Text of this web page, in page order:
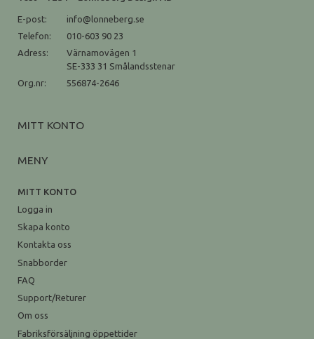
E-post:
info@lonneberg.se
Telefon:
010-603 90 23
Adress:
Värnamovägen 1
SE-333 31 Smålandsstenar
Org.nr:
556874-2646
MITT KONTO
MENY
MITT KONTO
Logga in
Skapa konto
Kontakta oss
Snabborder
FAQ
Support/Returer
Om oss
Fabriksförsäljning öppettider